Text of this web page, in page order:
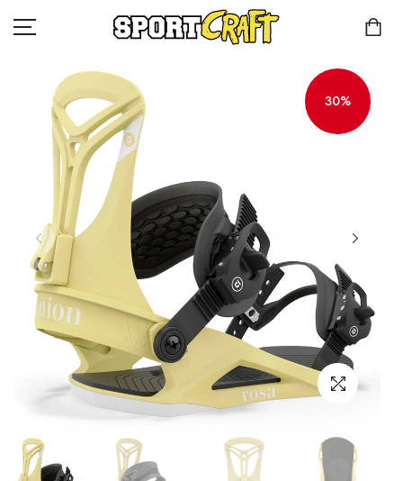
КОМПАНИЯ
КАТАЛОГ
КЛИЕНТАМ
КОНТАКТЫ
30%